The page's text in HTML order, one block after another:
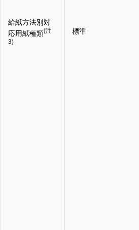
給紙方法別対
応用紙種類(注
3)
標準